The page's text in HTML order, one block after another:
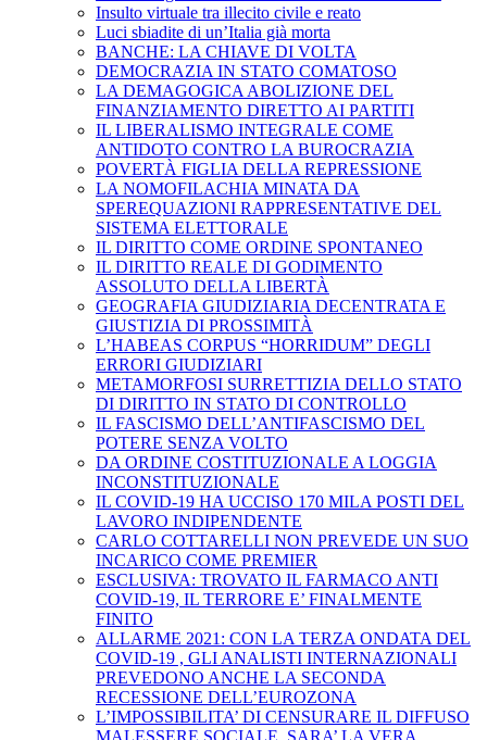
Insulto virtuale tra illecito civile e reato
Luci sbiadite di un’Italia già morta
BANCHE: LA CHIAVE DI VOLTA
DEMOCRAZIA IN STATO COMATOSO
LA DEMAGOGICA ABOLIZIONE DEL
FINANZIAMENTO DIRETTO AI PARTITI
IL LIBERALISMO INTEGRALE COME
ANTIDOTO CONTRO LA BUROCRAZIA
POVERTÀ FIGLIA DELLA REPRESSIONE
LA NOMOFILACHIA MINATA DA
SPEREQUAZIONI RAPPRESENTATIVE DEL
SISTEMA ELETTORALE
IL DIRITTO COME ORDINE SPONTANEO
IL DIRITTO REALE DI GODIMENTO
ASSOLUTO DELLA LIBERTÀ
GEOGRAFIA GIUDIZIARIA DECENTRATA E
GIUSTIZIA DI PROSSIMITÀ
L’HABEAS CORPUS “HORRIDUM” DEGLI
ERRORI GIUDIZIARI
METAMORFOSI SURRETTIZIA DELLO STATO
DI DIRITTO IN STATO DI CONTROLLO
IL FASCISMO DELL’ANTIFASCISMO DEL
POTERE SENZA VOLTO
DA ORDINE COSTITUZIONALE A LOGGIA
INCONSTITUZIONALE
IL COVID-19 HA UCCISO 170 MILA POSTI DEL
LAVORO INDIPENDENTE
CARLO COTTARELLI NON PREVEDE UN SUO
INCARICO COME PREMIER
ESCLUSIVA: TROVATO IL FARMACO ANTI
COVID-19, IL TERRORE E’ FINALMENTE
FINITO
ALLARME 2021: CON LA TERZA ONDATA DEL
COVID-19 , GLI ANALISTI INTERNAZIONALI
PREVEDONO ANCHE LA SECONDA
RECESSIONE DELL’EUROZONA
L’IMPOSSIBILITA’ DI CENSURARE IL DIFFUSO
MALESSERE SOCIALE, SARA’ LA VERA